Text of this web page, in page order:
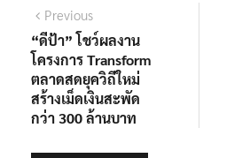
แนะแนว
เรื่อง
PreviousPrevious
post:
“ดีป้า” โชว์ผลงาน
โครงการ Transform
ตลาดสดยุควิถีใหม่
สร้างเม็ดเงินสะพัด
กว่า 300 ล้านบาท